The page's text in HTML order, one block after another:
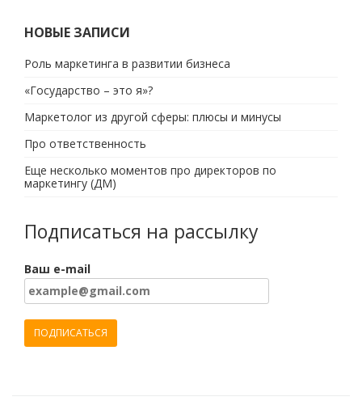
НОВЫЕ ЗАПИСИ
Роль маркетинга в развитии бизнеса
«Государство – это я»?
Маркетолог из другой сферы: плюсы и минусы
Про ответственность
Еще несколько моментов про директоров по
маркетингу (ДМ)
Подписаться на рассылку
Ваш e-mail